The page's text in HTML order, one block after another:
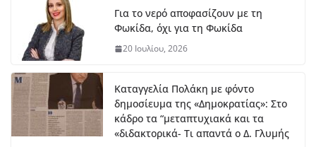
Για το νερό αποφασίζουν με τη
Φωκίδα, όχι για τη Φωκίδα
20 Ιουλίου, 2026
Καταγγελία Πολάκη με φόντο
δημοσίευμα της «Δημοκρατίας»: Στο
κάδρο τα “μεταπτυχιακά και τα
«διδακτορικά- Τι απαντά ο Δ. Γλυμής